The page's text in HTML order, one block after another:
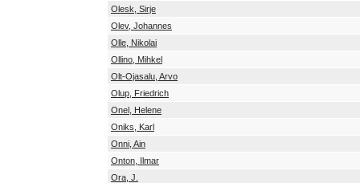
Olesk, Sirje
Olev, Johannes
Olle, Nikolai
Ollino, Mihkel
Olt-Ojasalu, Arvo
Olup, Friedrich
Onel, Helene
Oniks, Karl
Onni, Ain
Onton, Ilmar
Ora, J.